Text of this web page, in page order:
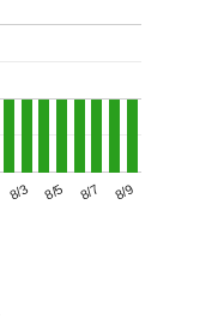
8/3 8/5 8/7 8/9